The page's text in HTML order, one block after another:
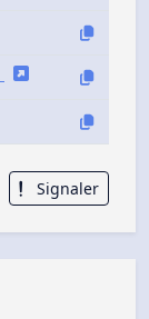
Signaler